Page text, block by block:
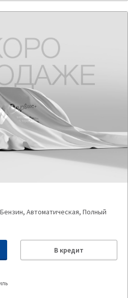
Бензин, Автоматическая, Полный
В кредит